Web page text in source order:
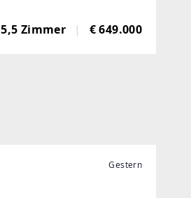
verbindet dieses
mit einem Umfeld ,
5,5 Zimmer € 649.000
Gestern